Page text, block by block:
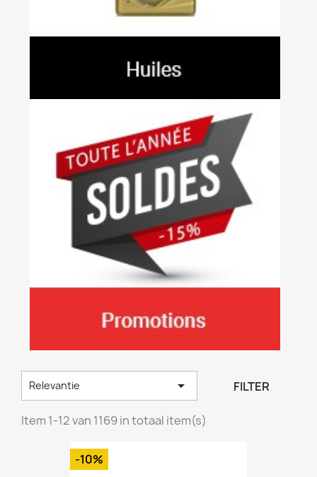
Relevantie  FILTER
Item 1-12 van 1169 in totaal item(s)
-10%